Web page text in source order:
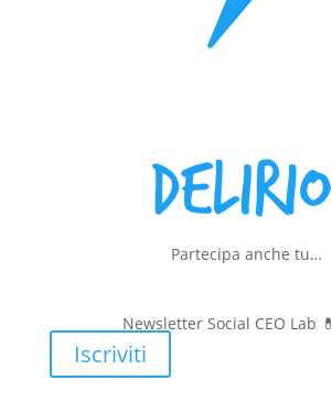
Partecipa anche tu…
Newsletter Social CEO Lab 💊
Iscriviti